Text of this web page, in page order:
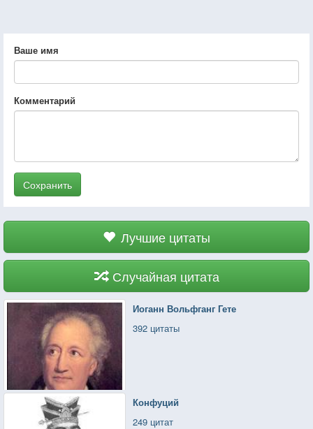
Ваше имя
Комментарий
Сохранить
Лучшие цитаты
Случайная цитата
Иоганн Вольфганг Гете
392 цитаты
Конфуций
249 цитат